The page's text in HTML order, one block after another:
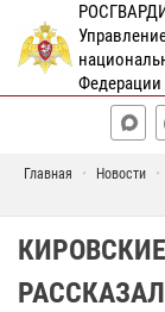
Федерации
Главная Новости